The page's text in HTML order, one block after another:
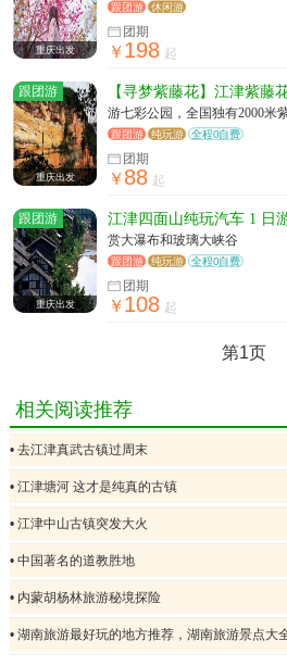
重庆出发
跟团游 休闲游
团期
￥198 起
跟团游
重庆出发
【寻梦紫藤花】江津紫藤
跟团游 纯玩游 全程0自费
团期
￥88 起
跟团游
重庆出发
江津四面山纯玩汽车 1 日
赏大瀑布和玻璃大峡谷
跟团游 纯玩游 全程0自费
团期
￥108 起
第1页
相关阅读推荐
• 去江津真武古镇过周末
• 江津塘河 这才是纯真的古镇
• 江津中山古镇突发大火
• 中国著名的道教胜地
• 内蒙胡杨林旅游秘境探险
• 湖南旅游最好玩的地方推荐，湖南旅游景点大